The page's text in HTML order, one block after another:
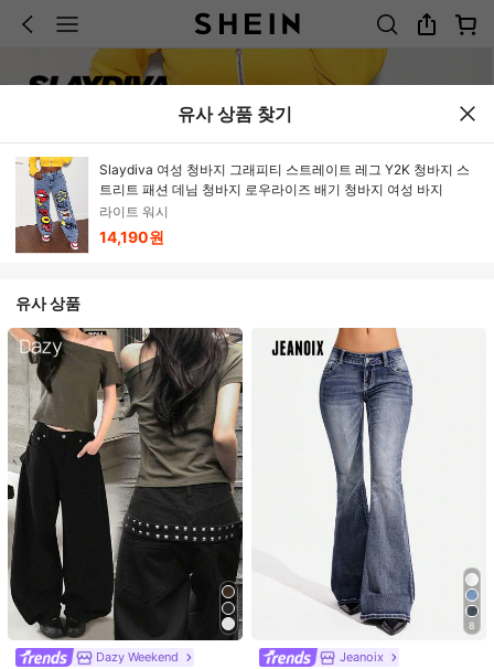
유사 상품 찾기
Slaydiva 여성 청바지 그래피티 스트레이트 레그 Y2K 청바지 스
트리트 패션 데님 청바지 로우라이즈 배기 청바지 여성 바지
라이트 워시
14,190원
유사 상품
Dazy Weekend
8
Jeanoix